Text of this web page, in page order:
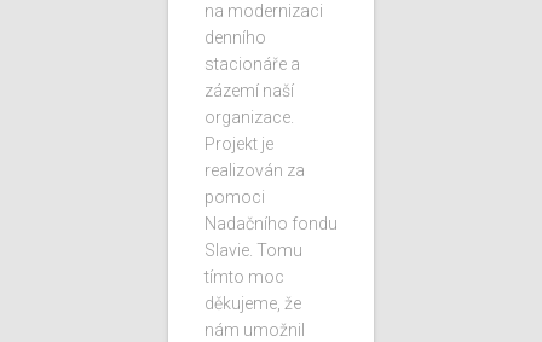
na modernizaci
denního
stacionáře a
zázemí naší
organizace.
Projekt je
realizován za
pomoci
Nadačního fondu
Slavie. Tomu
tímto moc
děkujeme, že
nám umožnil